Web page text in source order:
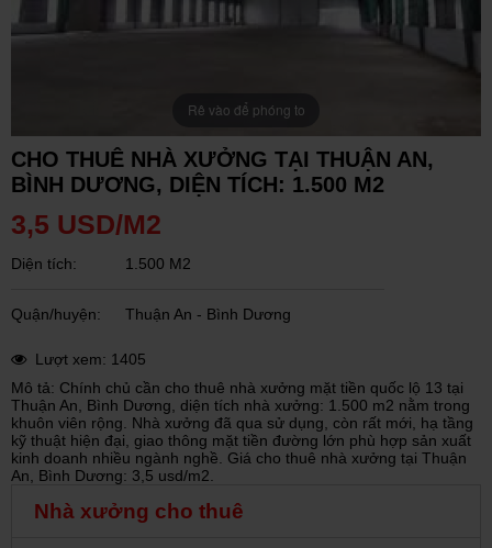
Rê vào để phóng to
CHO THUÊ NHÀ XƯỞNG TẠI THUẬN AN,
BÌNH DƯƠNG, DIỆN TÍCH: 1.500 M2
3,5 USD/M2
Diện tích: 1.500 M2
Quận/huyện: Thuận An - Bình Dương
Lượt xem: 1405
Mô tả: Chính chủ cần cho thuê nhà xưởng mặt tiền quốc lộ 13 tại
Thuận An, Bình Dương, diện tích nhà xưởng: 1.500 m2 nằm trong
khuôn viên rộng. Nhà xưởng đã qua sử dụng, còn rất mới, hạ tầng
kỹ thuật hiện đại, giao thông mặt tiền đường lớn phù hợp sản xuất
kinh doanh nhiều ngành nghề. Giá cho thuê nhà xưởng tại Thuận
An, Bình Dương: 3,5 usd/m2.
Nhà xưởng cho thuê